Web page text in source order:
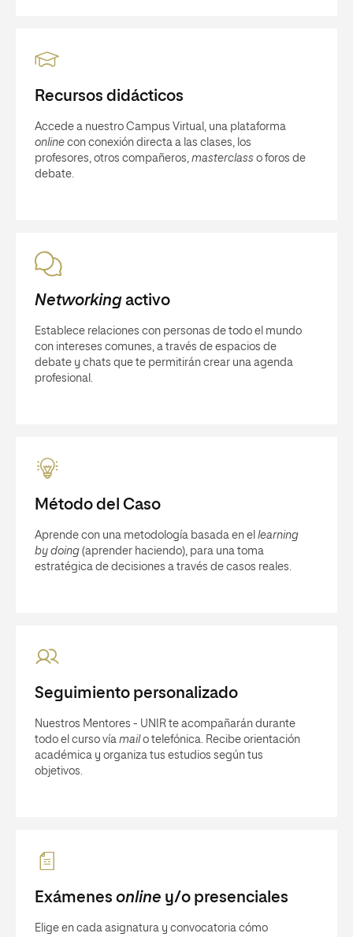
Recursos didácticos
Accede a nuestro Campus Virtual, una plataforma
online con conexión directa a las clases, los
profesores, otros compañeros, masterclass o foros de
debate.
Networkingactivo
Establece relaciones con personas de todo el mundo
con intereses comunes, a través de espacios de
debate y chats que te permitirán crear una agenda
profesional.
Método del Caso
Aprende con una metodología basada en el learning
by doing (aprender haciendo), para una toma
estratégica de decisiones a través de casos reales.
Seguimiento personalizado
Nuestros Mentores - UNIR te acompañarán durante
todo el curso vía mailo telefónica. Recibe orientación
académica y organiza tus estudios según tus
objetivos.
Exámenes online y/o presenciales
Elige en cada asignatura y convocatoria cómo